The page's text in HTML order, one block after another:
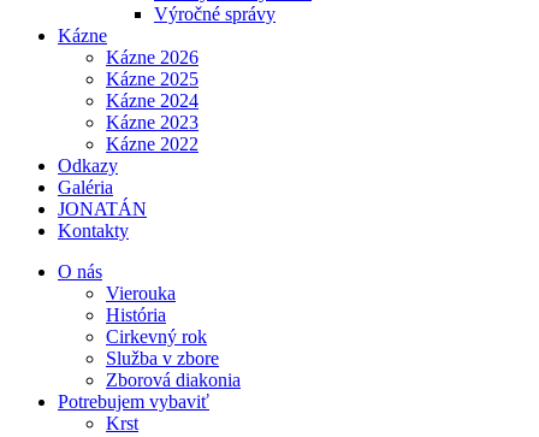
Výročné správy
Kázne
Kázne 2026
Kázne 2025
Kázne 2024
Kázne 2023
Kázne 2022
Odkazy
Galéria
JONATÁN
Kontakty
O nás
Vierouka
História
Cirkevný rok
Služba v zbore
Zborová diakonia
Potrebujem vybaviť
Krst